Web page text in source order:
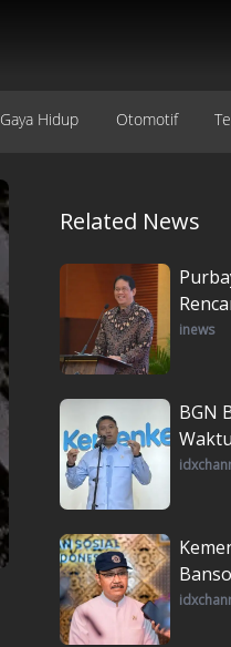
Gaya Hidup Otomotif
Related News
inews
BGN